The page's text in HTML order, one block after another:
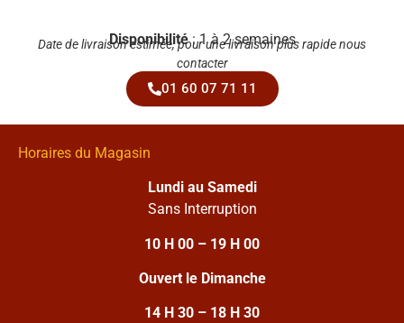
Disponibilité: 1 à 2 semaines
Date de livraison estimée, pour une livraison plus rapide nous
contacter
01 60 07 71 11
Horaires du Magasin
Lundi au Samedi
Sans Interruption
10 H 00 – 19 H 00
Ouvert le Dimanche
14 H 30 – 18 H 30